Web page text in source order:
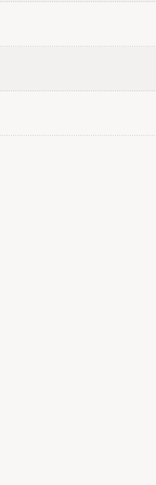
modellen
op
behoudt het